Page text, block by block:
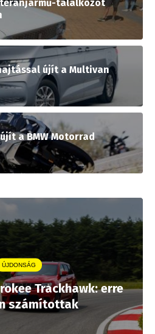
találkozót
újít a Multivan
a BMW Motorrad
ÚJDONSÁG
Trackhawk: erre
számítottak